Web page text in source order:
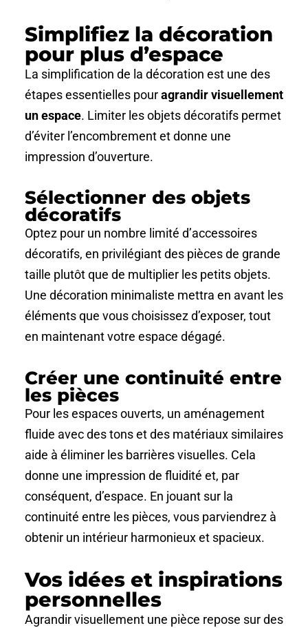
Simplifiez la décoration
pour plus d’espace
La simplification de la décoration est une des
étapes essentielles pouragrandir visuellement
un espace. Limiter les objets décoratifs permet
d’éviter l’encombrement et donne une
impression d’ouverture.
Sélectionner des objets
décoratifs
Optez pour un nombre limité d’accessoires
décoratifs, en privilégiant des pièces de grande
taille plutôt que de multiplier les petits objets.
Une décoration minimaliste mettra en avant les
éléments que vous choisissez d’exposer, tout
en maintenant votre espace dégagé.
Créer une continuité entre
les pièces
Pour les espaces ouverts, un aménagement
fluide avec des tons et des matériaux similaires
aide à éliminer les barrières visuelles. Cela
donne une impression de fluidité et, par
conséquent, d’espace. En jouant sur la
continuité entre les pièces, vous parviendrez à
obtenir un intérieur harmonieux et spacieux.
Vos idées et inspirations
personnelles
Agrandir visuellement une pièce repose sur des